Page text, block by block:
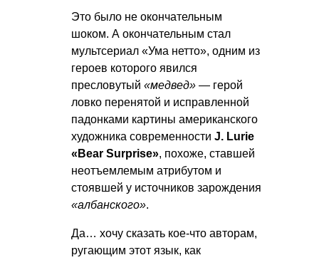
Это было не окончательным
шоком. А окончательным стал
мультсериал «Ума нетто», одним из
героев которого явился
пресловутый «медвед» — герой
ловко перенятой и исправленной
падонками картины американского
художника современности J. Lurie
«Bear Surprise», похоже, ставшей
неотъемлемым атрибутом и
стоявшей у источников зарождения
«албанского».
Да… хочу сказать кое-что авторам,
ругающим этот язык, как